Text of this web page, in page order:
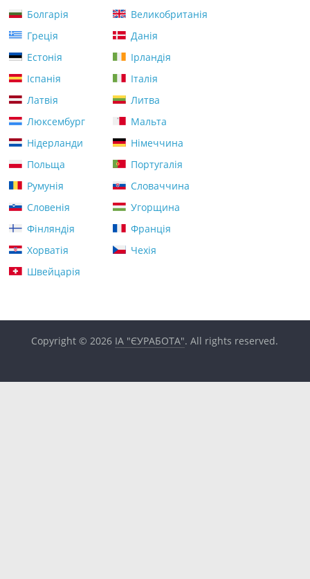
Болгарія
Великобританія
Греція
Данія
Естонія
Ірландія
Іспанія
Італія
Латвія
Литва
Люксембург
Мальта
Нідерланди
Німеччина
Польща
Португалія
Румунія
Словаччина
Словенія
Угорщина
Фінляндія
Франція
Хорватія
Чехія
Швейцарія
Copyright © 2026 ІА "ЄУРАБОТА". All rights reserved.